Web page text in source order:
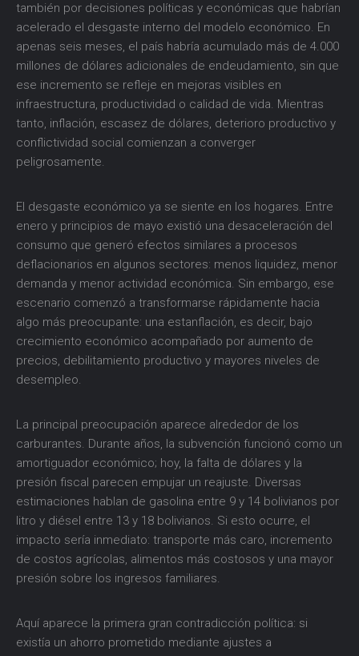
también por decisiones políticas y económicas que habrían
acelerado el desgaste interno del modelo económico. En
apenas seis meses, el país habría acumulado más de 4.000
millones de dólares adicionales de endeudamiento, sin que
ese incremento se refleje en mejoras visibles en
infraestructura, productividad o calidad de vida. Mientras
tanto, inflación, escasez de dólares, deterioro productivo y
conflictividad social comienzan a converger
peligrosamente.
El desgaste económico ya se siente en los hogares. Entre
enero y principios de mayo existió una desaceleración del
consumo que generó efectos similares a procesos
deflacionarios en algunos sectores: menos liquidez, menor
demanda y menor actividad económica. Sin embargo, ese
escenario comenzó a transformarse rápidamente hacia
algo más preocupante: una estanflación, es decir, bajo
crecimiento económico acompañado por aumento de
precios, debilitamiento productivo y mayores niveles de
desempleo.
La principal preocupación aparece alrededor de los
carburantes. Durante años, la subvención funcionó como un
amortiguador económico; hoy, la falta de dólares y la
presión fiscal parecen empujar un reajuste. Diversas
estimaciones hablan de gasolina entre 9 y 14 bolivianos por
litro y diésel entre 13 y 18 bolivianos. Si esto ocurre, el
impacto sería inmediato: transporte más caro, incremento
de costos agrícolas, alimentos más costosos y una mayor
presión sobre los ingresos familiares.
Aquí aparece la primera gran contradicción política: si
existía un ahorro prometido mediante ajustes a